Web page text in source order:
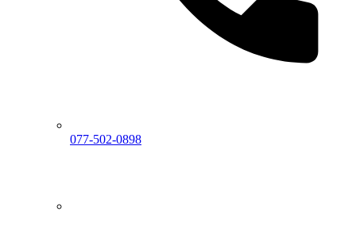
077-502-0898